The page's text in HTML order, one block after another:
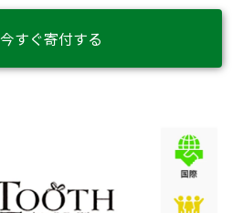
今すぐ寄付する